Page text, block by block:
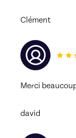
Clément
Merci
david